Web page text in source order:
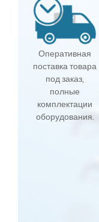
Оперативная
поставка товара
под заказ,
полные
комплектации
оборудования.